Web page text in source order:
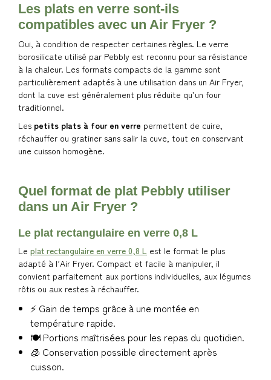
Les plats en verre sont-ils
compatibles avec un Air Fryer ?
Oui, à condition de respecter certaines règles. Le verre
borosilicate utilisé par Pebbly est reconnu pour sa résistance
à la chaleur. Les formats compacts de la gamme sont
particulièrement adaptés à une utilisation dans un Air Fryer,
dont la cuve est généralement plus réduite qu’un four
traditionnel.
Les petits plats à four en verre permettent de cuire,
réchauffer ou gratiner sans salir la cuve, tout en conservant
une cuisson homogène.
Quel format de plat Pebbly utiliser
dans un Air Fryer ?
Le plat rectangulaire en verre 0,8 L
Le plat rectangulaire en verre 0,8 L est le format le plus
adapté à l’Air Fryer. Compact et facile à manipuler, il
convient parfaitement aux portions individuelles, aux légumes
rôtis ou aux restes à réchauffer.
⚡ Gain de temps grâce à une montée en
température rapide.
🍽️ Portions maîtrisées pour les repas du quotidien.
🧊 Conservation possible directement après
cuisson.